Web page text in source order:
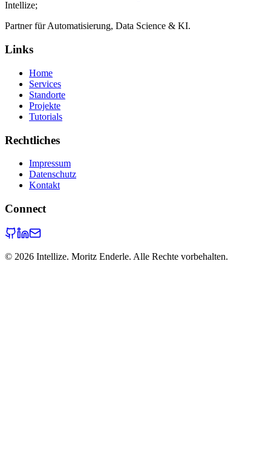
Intellize;
Partner für Automatisierung, Data Science & KI.
Links
Home
Services
Standorte
Projekte
Tutorials
Rechtliches
Impressum
Datenschutz
Kontakt
Connect
© 2026 Intellize. Moritz Enderle. Alle Rechte vorbehalten.